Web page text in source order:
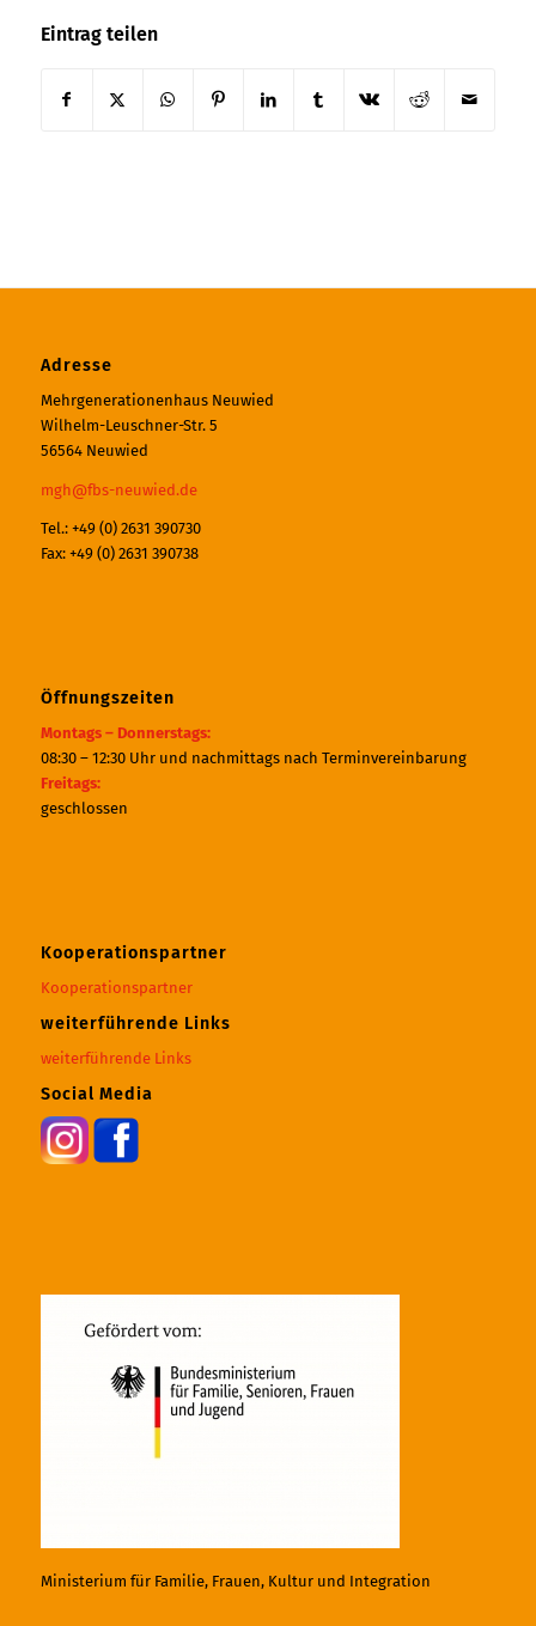
Eintrag teilen
Adresse
Mehrgenerationenhaus Neuwied
Wilhelm-Leuschner-Str. 5
56564 Neuwied
mgh@fbs-neuwied.de
Tel.: +49 (0) 2631 390730
Fax: +49 (0) 2631 390738
Öffnungszeiten
Montags – Donnerstags:
08:30 – 12:30 Uhr und nachmittags nach Terminvereinbarung
Freitags:
geschlossen
Kooperationspartner
Kooperationspartner
weiterführende Links
weiterführende Links
Social Media
Ministerium für Familie, Frauen, Kultur und Integration